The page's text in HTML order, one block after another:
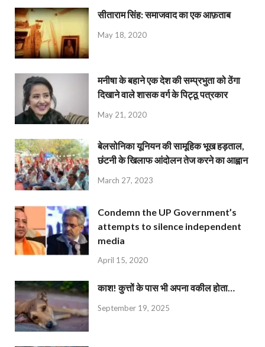
सीताराम सिंह: समाजवाद का एक आफ़ताब
May 18, 2020
मनीषा के बहाने एक देश की सम्प्रभुता को ठेंगा
दिखाने वाले शासक वर्ग के पिट्ठू पत्रकार
May 21, 2020
बेलसोनिका यूनियन की सामूहिक भूख हड़ताल,
छंटनी के खिलाफ आंदोलन तेज करने का आह्वान
March 27, 2023
Condemn the UP Government’s
attempts to silence independent
media
April 15, 2020
काश! कुत्तों के पास भी अपना वकील होता…
September 19, 2025